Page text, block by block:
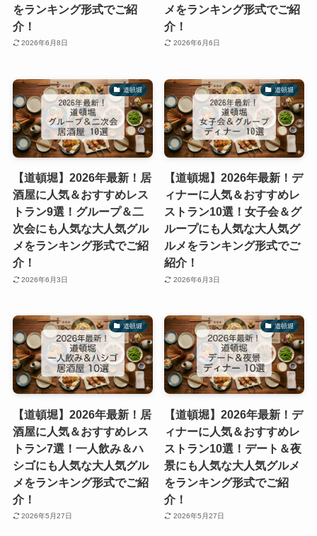
をランキング形式でご紹
介！
2026年6月8日
メをランキング形式でご紹
介！
2026年6月6日
道頓堀
【道頓堀】2026年最新！居
酒屋に人気＆おすすめレス
トラン9選！グループ＆二
次会にも人気な大人気グル
メをランキング形式でご紹
介！
2026年6月3日
道頓堀
【道頓堀】2026年最新！デ
ィナーに人気＆おすすめレ
ストラン10選！女子会＆グ
ループにも人気な大人気グ
ルメをランキング形式でご
紹介！
2026年6月3日
道頓堀
【道頓堀】2026年最新！居
酒屋に人気＆おすすめレス
トラン7選！一人飲み＆ハ
シゴにも人気な大人気グル
メをランキング形式でご紹
介！
2026年5月27日
道頓堀
【道頓堀】2026年最新！デ
ィナーに人気＆おすすめレ
ストラン10選！デート＆夜
景にも人気な大人気グルメ
をランキング形式でご紹
介！
2026年5月27日